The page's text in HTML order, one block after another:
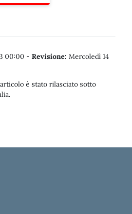
00:00 - Revisione: Mercoledì 14
è stato rilasciato sotto